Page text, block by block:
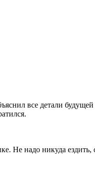
все детали
Не надо никуда ездить,